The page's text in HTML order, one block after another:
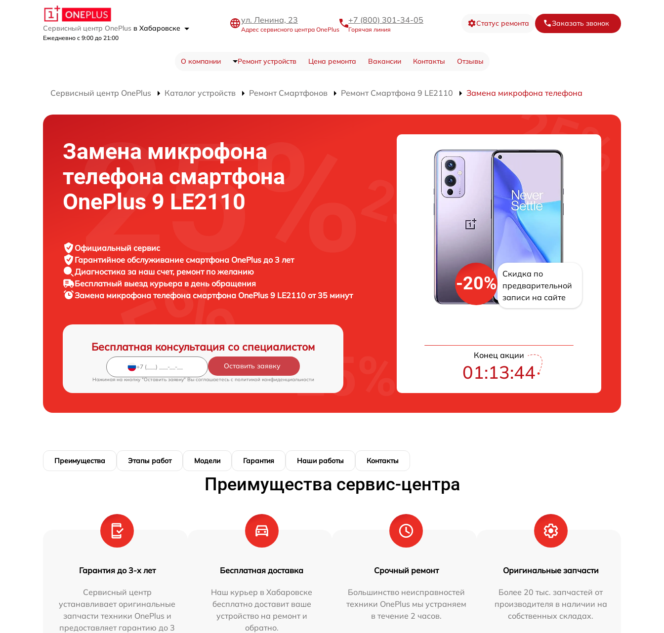
Сервисный центр OnePlus в Хабаровске
Ежедневно с 9:00 до 21:00
ул. Ленина, 23
Адрес сервисного центра OnePlus
+7 (800) 301-34-05
Горячая линия
Статус ремонта Заказать звонок
О компании Ремонт устройств Цена ремонта Вакансии Контакты Отзывы
Сервисный центр OnePlus Каталог устройств Ремонт Смартфонов Ремонт Смартфона 9 LE2110 Замена микрофона телефона
Замена микрофона
телефона смартфона
OnePlus 9 LE2110
Официальный сервис
Гарантийное обслуживание смартфона OnePlus до 3 лет
Диагностика за наш счет, ремонт по желанию
Бесплатный выезд курьера в день обращения
Замена микрофона телефона смартфона OnePlus 9 LE2110 от 35 минут
Бесплатная консультация со специалистом
Оставить заявку
Нажимая на кнопку "Оставить заявку" Вы соглашаетесь c политикой конфиденциальности
-20%
Скидка по
предварительной
записи на сайте
Конец акции
01:13:43
Преимущества Этапы работ Модели Гарантия Наши работы Контакты
Преимущества сервис-центра
Гарантия до 3-х лет
Сервисный центр
устанавливает оригинальные
запчасти техники OnePlus и
предоставляет гарантию до 3
Бесплатная доставка
Наш курьер в Хабаровске
бесплатно доставит ваше
устройство на ремонт и
обратно.
Срочный ремонт
Большинство неисправностей
техники OnePlus мы устраняем
в течение 2 часов.
Оригинальные запчасти
Более 20 тыс. запчастей от
производителя в наличии на
собственных складах.